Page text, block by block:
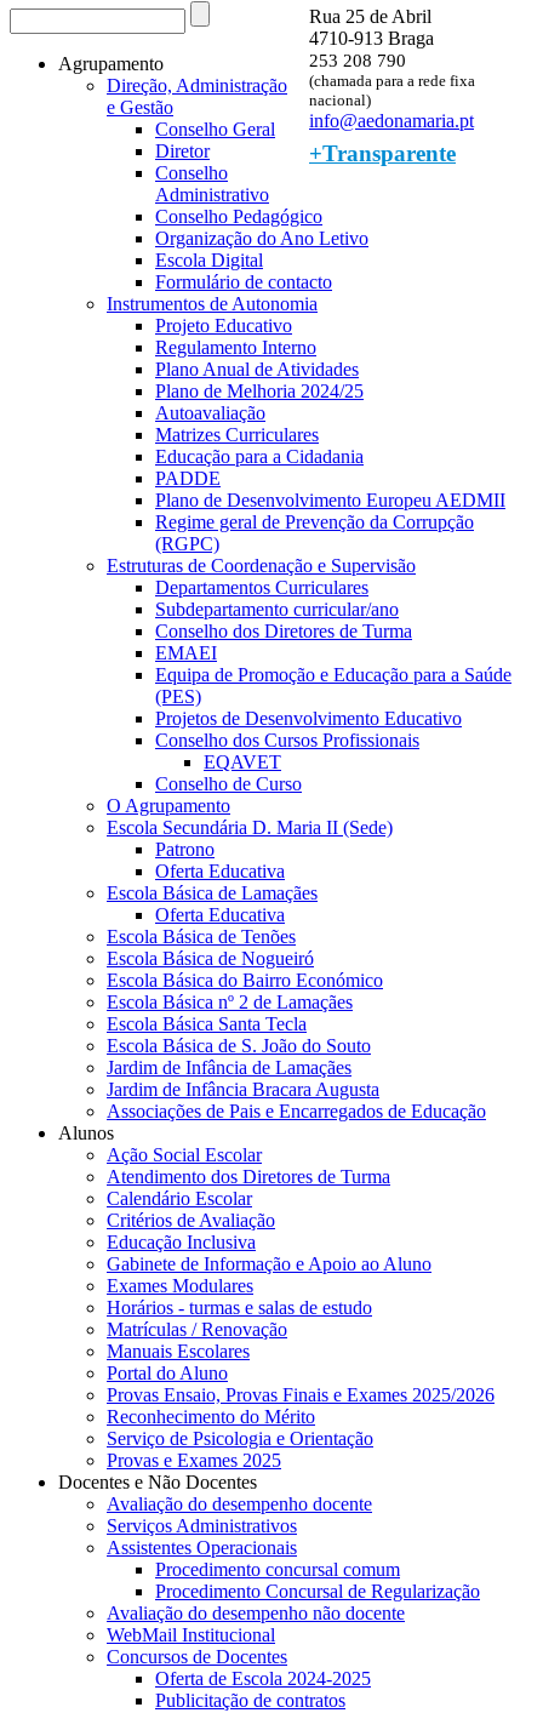
Rua 25 de Abril
4710-913 Braga
253 208 790
(chamada para a rede fixa
nacional)
info@aedonamaria.pt
+Transparente
Formulário de procura
Procurar
Agrupamento
Direção, Administração
e Gestão
Conselho Geral
Diretor
Conselho
Administrativo
Conselho Pedagógico
Organização do Ano Letivo
Escola Digital
Formulário de contacto
Instrumentos de Autonomia
Projeto Educativo
Regulamento Interno
Plano Anual de Atividades
Plano de Melhoria 2024/25
Autoavaliação
Matrizes Curriculares
Educação para a Cidadania
PADDE
Plano de Desenvolvimento Europeu AEDMII
Regime geral de Prevenção da Corrupção
(RGPC)
Estruturas de Coordenação e Supervisão
Departamentos Curriculares
Subdepartamento curricular/ano
Conselho dos Diretores de Turma
EMAEI
Equipa de Promoção e Educação para a Saúde
(PES)
Projetos de Desenvolvimento Educativo
Conselho dos Cursos Profissionais
EQAVET
Conselho de Curso
O Agrupamento
Escola Secundária D. Maria II (Sede)
Patrono
Oferta Educativa
Escola Básica de Lamaçães
Oferta Educativa
Escola Básica de Tenões
Escola Básica de Nogueiró
Escola Básica do Bairro Económico
Escola Básica nº 2 de Lamaçães
Escola Básica Santa Tecla
Escola Básica de S. João do Souto
Jardim de Infância de Lamaçães
Jardim de Infância Bracara Augusta
Associações de Pais e Encarregados de Educação
Alunos
Ação Social Escolar
Atendimento dos Diretores de Turma
Calendário Escolar
Critérios de Avaliação
Educação Inclusiva
Gabinete de Informação e Apoio ao Aluno
Exames Modulares
Horários - turmas e salas de estudo
Matrículas / Renovação
Manuais Escolares
Portal do Aluno
Provas Ensaio, Provas Finais e Exames 2025/2026
Reconhecimento do Mérito
Serviço de Psicologia e Orientação
Provas e Exames 2025
Docentes e Não Docentes
Avaliação do desempenho docente
Serviços Administrativos
Assistentes Operacionais
Procedimento concursal comum
Procedimento Concursal de Regularização
Avaliação do desempenho não docente
WebMail Institucional
Concursos de Docentes
Oferta de Escola 2024-2025
Publicitação de contratos